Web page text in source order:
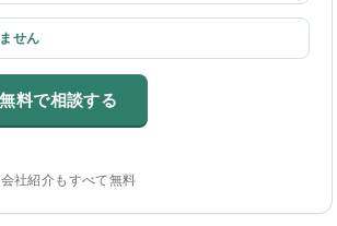
せん
料で相談する
社紹介もすべて無料